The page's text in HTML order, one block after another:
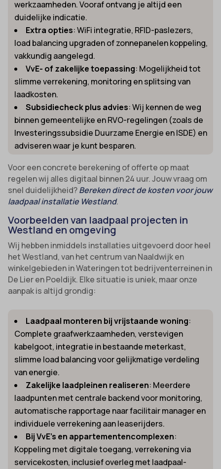
werkzaamheden. Vooraf ontvang je altijd een
duidelijke indicatie.
Extra opties: WiFi integratie, RFID-paslezers,
load balancing upgraden of zonnepanelen koppeling,
vakkundig aangelegd.
VvE- of zakelijke toepassing: Mogelijkheid tot
slimme verrekening, monitoring en splitsing van
laadkosten.
Subsidiecheck plus advies: Wij kennen de weg
binnen gemeentelijke en RVO-regelingen (zoals de
Investeringssubsidie Duurzame Energie en ISDE) en
adviseren waar je kunt besparen.
Voor een concrete berekening of offerte op maat
regelen wij alles digitaal binnen 24 uur. Jouw vraag om
snel duidelijkheid?Bereken direct de kosten voor jouw
laadpaal installatie Westland.
Voorbeelden van laadpaal projecten in
Westland en omgeving
Wij hebben inmiddels installaties uitgevoerd door heel
het Westland, van het centrum van Naaldwijk en
winkelgebieden in Wateringen tot bedrijventerreinen in
De Lier en Poeldijk. Elke situatie is uniek, maar onze
aanpak is altijd grondig:
Laadpaal monteren bij vrijstaande woning:
Complete graafwerkzaamheden, verstevigen
kabelgoot, integratie in bestaande meterkast,
slimme load balancing voor gelijkmatige verdeling
van energie.
Zakelijke laadpleinen realiseren: Meerdere
laadpunten met centrale backend voor monitoring,
automatische rapportage naar facilitair manager en
individuele verrekening aan leaserijders.
Bij VvE’s en appartementencomplexen:
Koppeling met digitale toegang, verrekening via
servicekosten, inclusief overleg met laadpaal-